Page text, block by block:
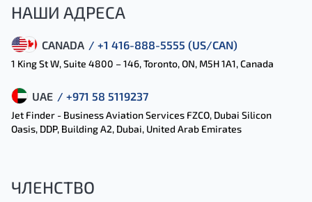
НАШИ АДРЕСА
CANADA / +1 416-888-5555 (US/CAN)
1 King St W, Suite 4800 – 146, Toronto, ON, M5H 1A1, Canada
UAE / +971 58 5119237
Jet Finder - Business Aviation Services FZCO, Dubai Silicon
Oasis, DDP, Building A2, Dubai, United Arab Emirates
ЧЛЕНСТВО